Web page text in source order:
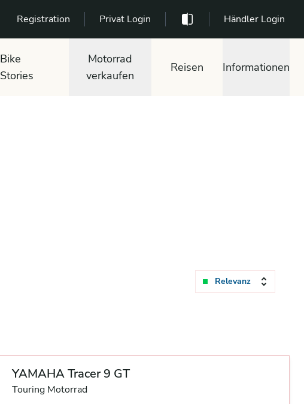
Registration Privat Login Händler Login
Bike
Stories
Motorrad
verkaufen
Reisen Informationen
Relevanz
YAMAHA Tracer 9 GT
Touring Motorrad